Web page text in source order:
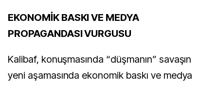
EKONOMİK BASKI VE MEDYA
PROPAGANDASI VURGUSU
Kalibaf, konuşmasında “düşmanın” savaşın
yeni aşamasında ekonomik baskı ve medya